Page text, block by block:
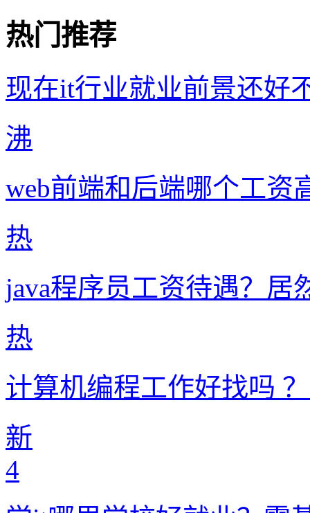
热门推荐
现在it行业就业前景还好
沸
web前端和后端哪个工资
热
java程序员工资待遇？居
热
计算机编程工作好找吗
新
4